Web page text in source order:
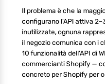
Il problema è che la
configurano l'API attiva
inutilizzate, ognuna
il negozio comunica con i
10 funzionalità dell'API di
commercianti Shopify —
concreto per Shopify per